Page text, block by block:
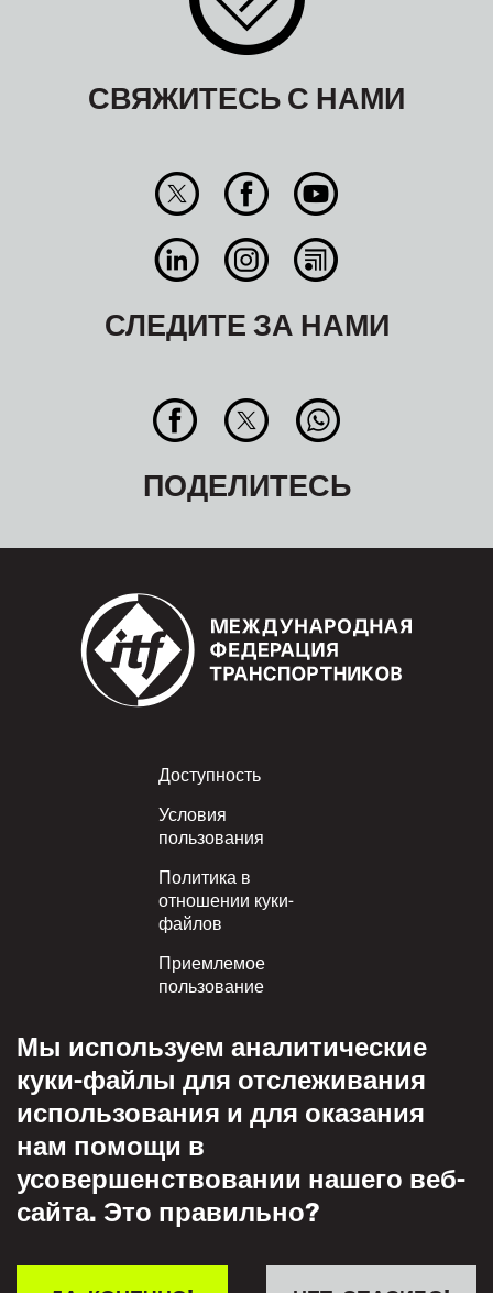
СВЯЖИТЕСЬ С НАМИ
СЛЕДИТЕ ЗА НАМИ
ПОДЕЛИТЕСЬ
Footer
Доступность
Условия
пользования
Политика в
отношении куки-
файлов
Приемлемое
пользование
конфиденциальности
Политика взаимного
уважения
Мы используем аналитические
куки-файлы для отслеживания
использования и для оказания
нам помощи в
усовершенствовании нашего веб-
сайта. Это правильно?